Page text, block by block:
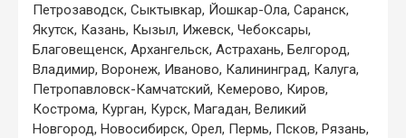
Петрозаводск, Сыктывкар, Йошкар-Ола, Саранск,
Якутск, Казань, Кызыл, Ижевск, Чебоксары,
Благовещенск, Архангельск, Астрахань, Белгород,
Владимир, Воронеж, Иваново, Калининград, Калуга,
Петропавловск-Камчатский, Кемерово, Киров,
Кострома, Курган, Курск, Магадан, Великий
Новгород, Новосибирск, Орел, Пермь, Псков, Рязань,